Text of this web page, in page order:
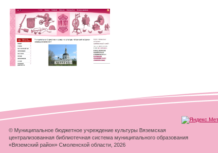
© Муниципальное бюджетное учреждение культуры Вяземская
централизованная библиотечная система муниципального образования
«Вяземский район» Смоленской области, 2026